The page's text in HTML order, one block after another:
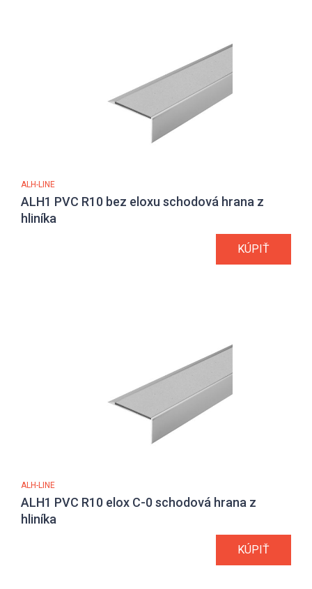
ALH-LINE
ALH1 PVC R10 bez eloxu schodová hrana z
hliníka
KÚPIŤ
ALH-LINE
ALH1 PVC R10 elox C-0 schodová hrana z
hliníka
KÚPIŤ